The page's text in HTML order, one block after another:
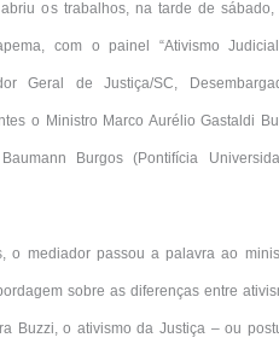
os trabalhos, na tarde de sábado,
com o painel “Ativismo
Geral de Justiça/SC,
o Ministro Marco Aurélio Gastaldi
Burgos (Pontifícia
o mediador passou a palavra ao
sobre as diferenças entre
Buzzi, o ativismo da Justiça – ou